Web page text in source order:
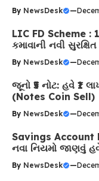
By NewsDesk —
LIC FD Scheme :
કમાવાની નવી
By NewsDesk —
જૂનો ₹5 નોટ: હવે ₹1
(Notes Coin Sell)
By NewsDesk —
Savings Account
નવા નિયમો જાણવું
By NewsDesk —